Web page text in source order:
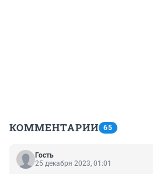
КОММЕНТАРИИ 65
Гость
25 декабря 2023, 01:01